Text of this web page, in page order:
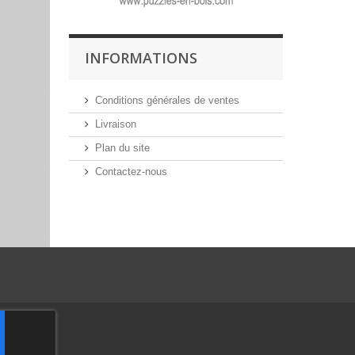
INFORMATIONS
Conditions générales de ventes
Livraison
Plan du site
Contactez-nous